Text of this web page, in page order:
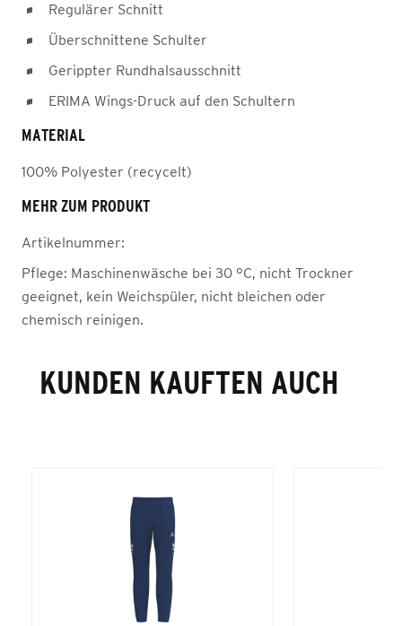
Regulärer Schnitt
Überschnittene Schulter
Gerippter Rundhalsausschnitt
ERIMA Wings-Druck auf den Schultern
MATERIAL
100% Polyester (recycelt)
MEHR ZUM PRODUKT
Artikelnummer:
Pflege: Maschinenwäsche bei 30 °C, nicht Trockner
geeignet, kein Weichspüler, nicht bleichen oder
chemisch reinigen.
KUNDEN KAUFTEN AUCH